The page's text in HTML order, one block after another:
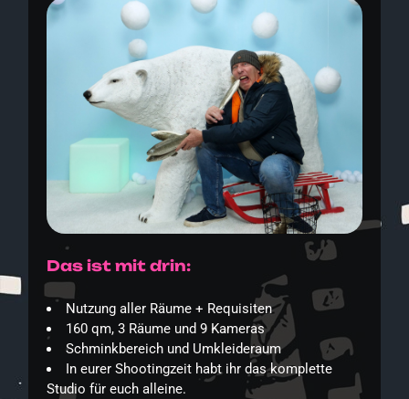
Das ist mit drin:
Nutzung aller Räume + Requisiten
160 qm, 3 Räume und 9 Kameras
Schminkbereich und Umkleideraum
In eurer Shootingzeit habt ihr das komplette
Studio für euch alleine.